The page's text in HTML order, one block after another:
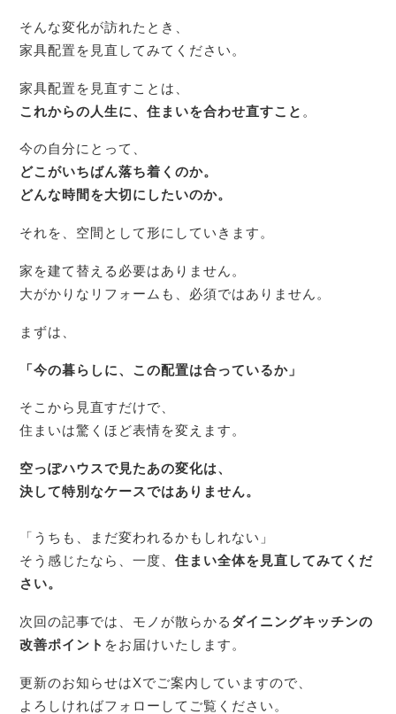
そんな変化が訪れたとき、
家具配置を見直してみてください。
家具配置を見直すことは、
これからの人生に、住まいを合わせ直すこと 。
今の自分にとって、
どこがいちばん落ち着くのか。
どんな時間を大切にしたいのか。
それを、空間として形にしていきます。
家を建て替える必要はありません。
大がかりなリフォームも、必須ではありません。
まずは、
「今の暮らしに、この配置は合っているか」
そこから見直すだけで、
住まいは驚くほど表情を変えます。
空っぽハウスで見たあの変化は、
決して特別なケースではありません。
「うちも、まだ変われるかもしれない」
そう感じたなら、一度、住まい全体を見直してみてくだ
さい。
次回の記事では、モノが散らかる ダイニングキッチンの
改善ポイント をお届けいたします。
更新のお知らせはXでご案内していますので、
よろしければフォローしてご覧ください。